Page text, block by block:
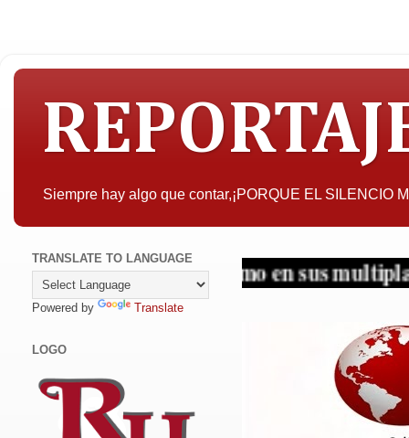
Siempre hay algo que contar,¡PORQUE EL SILENCIO
¡Periodismo en sus multiplataformas!
TRANSLATE TO LANGUAGE
Powered by Translate
LOGO